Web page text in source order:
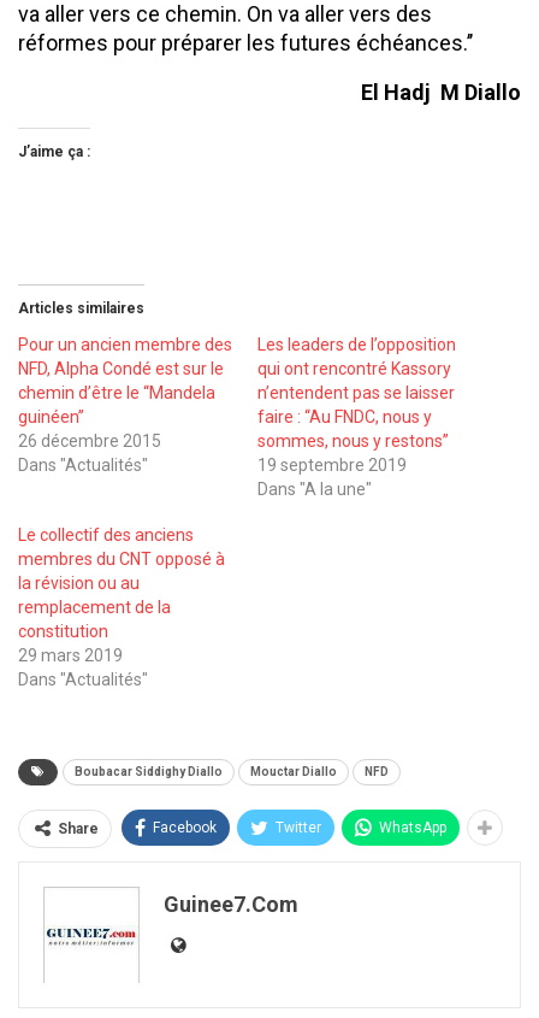
va aller vers ce chemin. On va aller vers des
réformes pour préparer les futures échéances.’’
El Hadj M Diallo
J’aime ça :
Articles similaires
Pour un ancien membre des
NFD, Alpha Condé est sur le
chemin d’être le ‘‘Mandela
guinéen’’
26 décembre 2015
Dans "Actualités"
Les leaders de l’opposition
qui ont rencontré Kassory
n’entendent pas se laisser
faire : ‘‘Au FNDC, nous y
sommes, nous y restons’’
19 septembre 2019
Dans "A la une"
Le collectif des anciens
membres du CNT opposé à
la révision ou au
remplacement de la
constitution
29 mars 2019
Dans "Actualités"
Boubacar Siddighy Diallo Mouctar Diallo NFD
Share Facebook Twitter WhatsApp
Guinee7.com